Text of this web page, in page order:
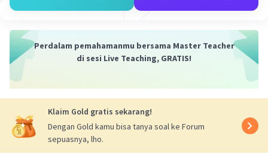
Perdalam pemahamanmu bersama Master Teacher
di sesi Live Teaching, GRATIS!
Klaim Gold gratis sekarang!
Dengan Gold kamu bisa tanya soal ke Forum
sepuasnya, lho.